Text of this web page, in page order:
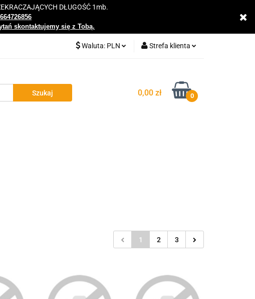
DŁUGOŚĆ 1mb.
skontaktujemy się z Tobą.
Waluta: PLN Strefa klienta
Zarejestruj się
Dodaj zgłoszenie
0,00 zł 0
Wiedzy
1 2 3